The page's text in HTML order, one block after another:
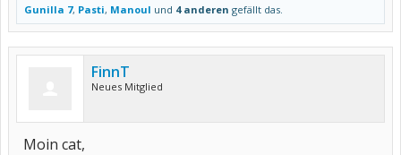
Gunilla 7, Pasti, Manoul und 4 anderen gefällt das.
FinnT
Neues Mitglied
Moin cat,